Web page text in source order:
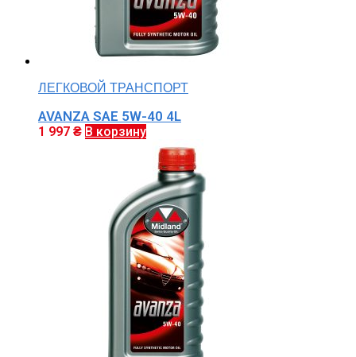
ЛЕГКОВОЙ ТРАНСПОРТ
AVANZA SAE 5W-40 4L
1 997 ₴ В корзину